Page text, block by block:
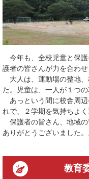
今年も、全校児童と保護
護者の皆さんが力を合わ
大人は、運動場の整地、
た。児童は、一人が１つ
あっという間に校舎周辺
れで、２学期を気持ちよく
保護者の皆さん、地域の
ありがとうございました。
教育